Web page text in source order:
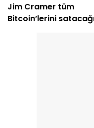
Jim Cramer tüm
Bitcoin’lerini